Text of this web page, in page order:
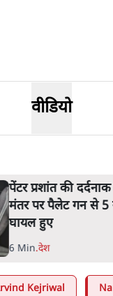
वीडियो
पेंटर प्रशांत की
मंतर पर पैलेट गन से 5
घायल हुए
6 Min.देश
Kejriwal